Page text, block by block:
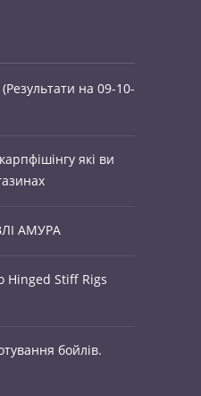
на 09-10-
які ви
АМУРА
Hinged Stiff Rigs
бойлів.